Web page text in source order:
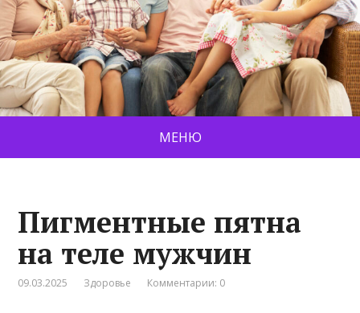
МЕНЮ
Пигментные пятна
на теле мужчин
09.03.2025 Здоровье Комментарии: 0